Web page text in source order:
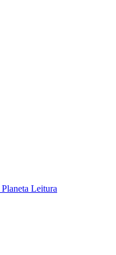
Planeta Leitura